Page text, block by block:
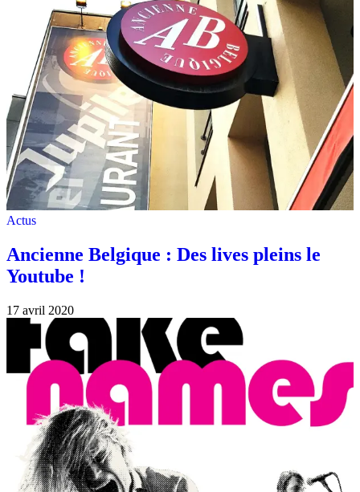
Actus
Ancienne Belgique : Des lives pleins le
Youtube !
17 avril 2020